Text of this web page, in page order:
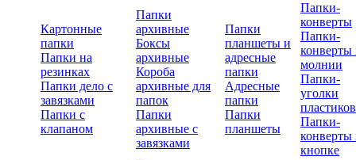
Картонные
папки
Папки на
резинках
Папки дело с
завязками
Папки с
клапаном
Папки
архивные
Боксы
архивные
Короба
архивные для
папок
Папки
архивные с
завязками
Папки
планшеты и
адресные
папки
Адресные
папки
Папки
планшеты
Папки-
конверты
Папки-
конверты
молнии
Папки-
уголки
Папки-
конверты
кнопке